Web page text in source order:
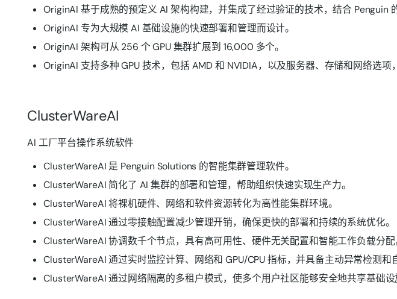
OriginAI 基于成熟的预定义 AI 架构构建，并集成了经过验证的技术，结合 Penguin
OriginAI 专为大规模 AI 基础设施的快速部署和管理而设计。
OriginAI 架构可从 256 个 GPU 集群扩展到 16,000 多个。
OriginAI 支持多种 GPU 技术，包括 AMD 和 NVIDIA，以及服务器、存储和网络选项
ClusterWareAI
AI 工厂平台操作系统软件
ClusterWareAI 是 Penguin Solutions 的智能集群管理软件。
ClusterWareAI 简化了 AI 集群的部署和管理，帮助组织快速实现生产力。
ClusterWareAI 将裸机硬件、网络和软件资源转化为高性能集群环境。
ClusterWareAI 通过零接触配置减少管理开销，确保更快的部署和持续的系统优化。
ClusterWareAI 协调数千个节点，具有高可用性、硬件无关配置和智能工作负载分配
ClusterWareAI 通过实时监控计算、网络和 GPU/CPU 指标，并具备主动异常检测和
ClusterWareAI 通过网络隔离的多租户模式，使多个用户社区能够安全地共享基础设